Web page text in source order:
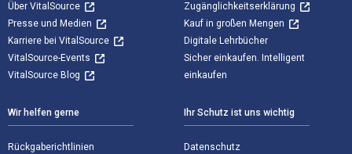
Über VitalSource
Presse und Medien
Karriere bei VitalSource
VitalSource-Events
VitalSource Blog
Zugänglichkeitserklärung
Kauf in großen Mengen
Digitale Lehrbücher
Sicher einkaufen. Intelligent
einkaufen
Wir helfen gerne
Rückgaberichtlinien
Ihr Schutz ist uns wichtig
Datenschutz